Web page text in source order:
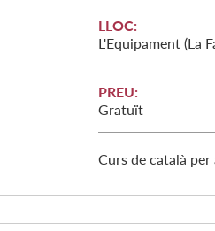
LLOC:
L'Equipament (La
PREU:
Gratuït
Curs de català